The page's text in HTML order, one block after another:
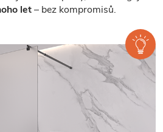
let– bez kompromisů.